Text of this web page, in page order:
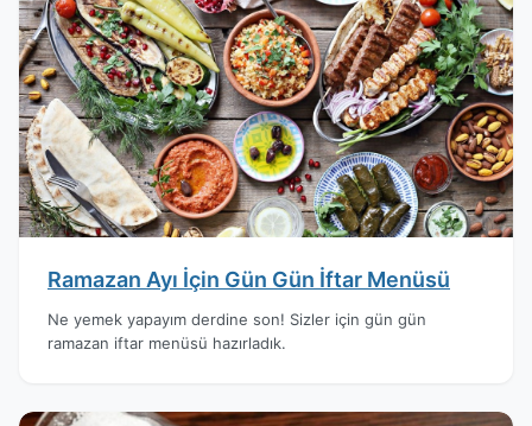
Ramazan Ayı İçin Gün Gün İftar Menüsü
Ne yemek yapayım derdine son! Sizler için gün gün
ramazan iftar menüsü hazırladık.